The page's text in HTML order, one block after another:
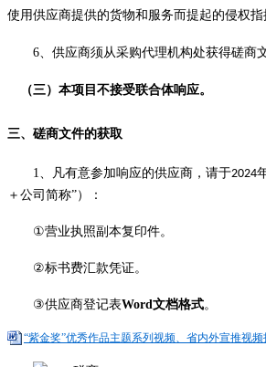
使用供应商提供的货物和服务而提起的侵权指
6 供应商须从采购代理机构处获得磋商
（三）本项目不接受联合体响应。
三、磋商文件的获取
1 凡有意参加响应的供应商，请于2024
＋公司简称”）：
①营业执照副本复印件。
②标书费汇款凭证。
③供应商登记表Word文档格式。
“紫金奖”优秀作品主题系列视频、省内外宣推视